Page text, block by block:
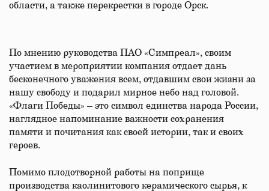
области, а также перекрестки в городе Орск.
По мнению руководства ПАО «Симпреал», своим
участием в мероприятии компания отдает дань
бесконечного уважения всем, отдавшим свои жизни за
нашу свободу и подарил мирное небо над головой.
«Флаги Победы» – это символ единства народа России,
наглядное напоминание важности сохранения
памяти и почитания как своей истории, так и своих
героев.
Помимо плодотворной работы на поприще
производства каолинитового керамического сырья, к